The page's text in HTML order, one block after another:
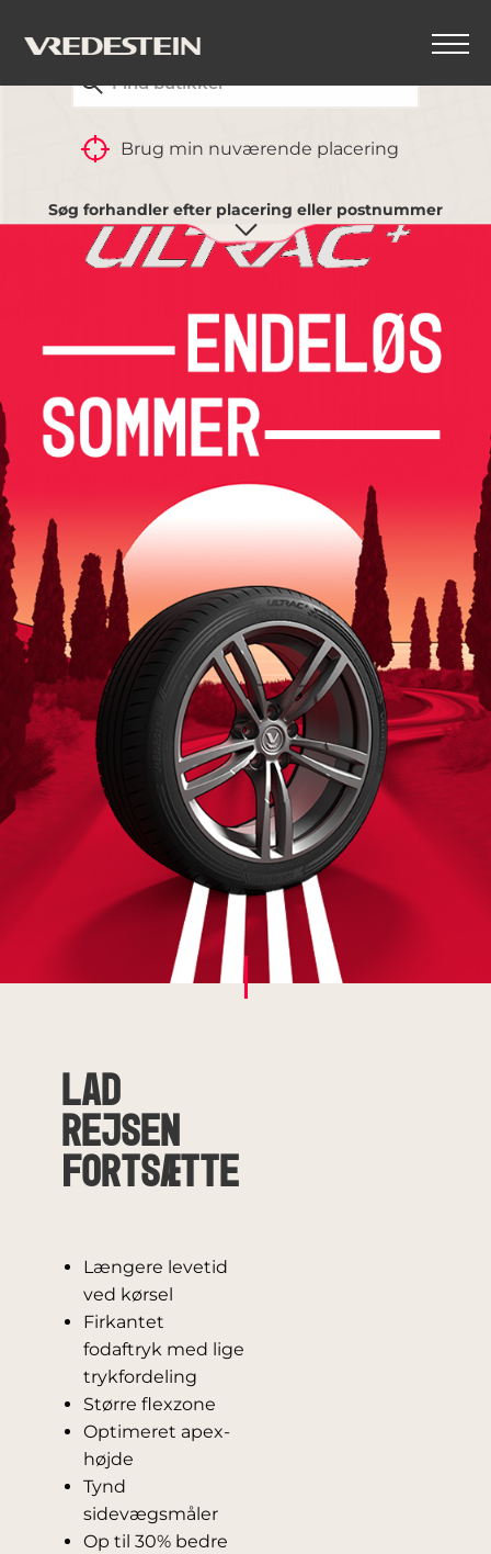
Brug min nuværende placering
Søg forhandler efter placering eller postnummer
Lad
rejsen
fortsætte
Længere levetid
ved kørsel
Firkantet
fodaftryk med lige
trykfordeling
Større flexzone
Optimeret apex-
højde
Tynd
sidevægsmåler
Op til 30% bedre